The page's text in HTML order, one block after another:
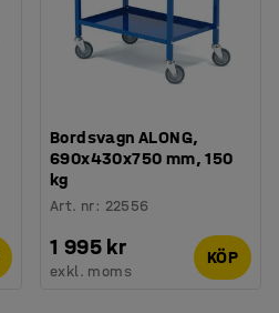
Bordsvagn ALONG,
690x430x750 mm, 150
kg
Art. nr: 22556
1 995 kr
exkl. moms
KÖP